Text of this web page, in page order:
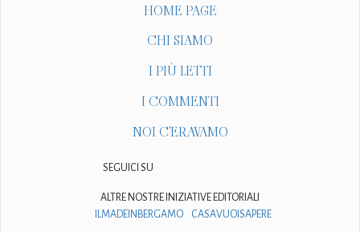
HOME PAGE
CHI SIAMO
I PIÙ LETTI
I COMMENTI
NOI C'ERAVAMO
SEGUICI SU
ALTRE NOSTRE INIZIATIVE EDITORIALI
ILMADEINBERGAMO
CASAVUOISAPERE